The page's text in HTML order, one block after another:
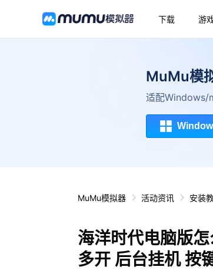
下载 游
MuMu模
适配Windows/
MuMu模拟器 活动资讯 安装
海洋时代电脑版
多开 后台挂机 按